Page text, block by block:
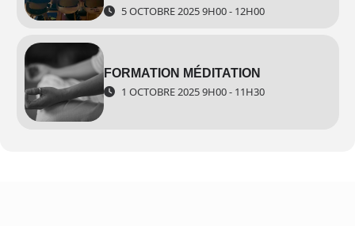
5 OCTOBRE 2025 9H00 - 12H00
FORMATION MÉDITATION
1 OCTOBRE 2025 9H00 - 11H30